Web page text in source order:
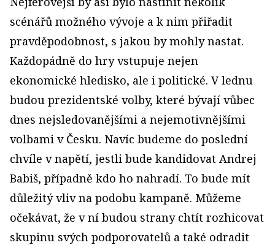
scénářů možného vývoje a k nim přiřadit
pravděpodobnost, s jakou by mohly nastat.
Každopádně do hry vstupuje nejen
ekonomické hledisko, ale i politické. V lednu
budou prezidentské volby, které bývají vůbec
dnes nejsledovanějšími a nejemotivnějšími
volbami v Česku. Navíc budeme do poslední
chvíle v napětí, jestli bude kandidovat Andrej
Babiš, případně kdo ho nahradí. To bude mít
důležitý vliv na podobu kampaně. Můžeme
očekávat, že v ní budou strany chtít rozhicovat
skupinu svých podporovatelů a také odradit